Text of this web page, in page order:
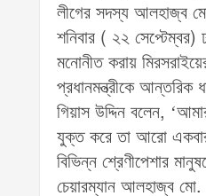
লীগের সদস্য আলহাজ্ব
শনিবার ( ২২ সেপ্টেম্বর)
মনোনীত করায়
প্রধানমন্ত্রীকে আন্তরিক
গিয়াস উদ্দিন বলেন,
যুক্ত করে তা আরো একবার
বিভিন্ন শ্রেণীপেশার
চেয়ারম্যান আলহাজ্ব মো.